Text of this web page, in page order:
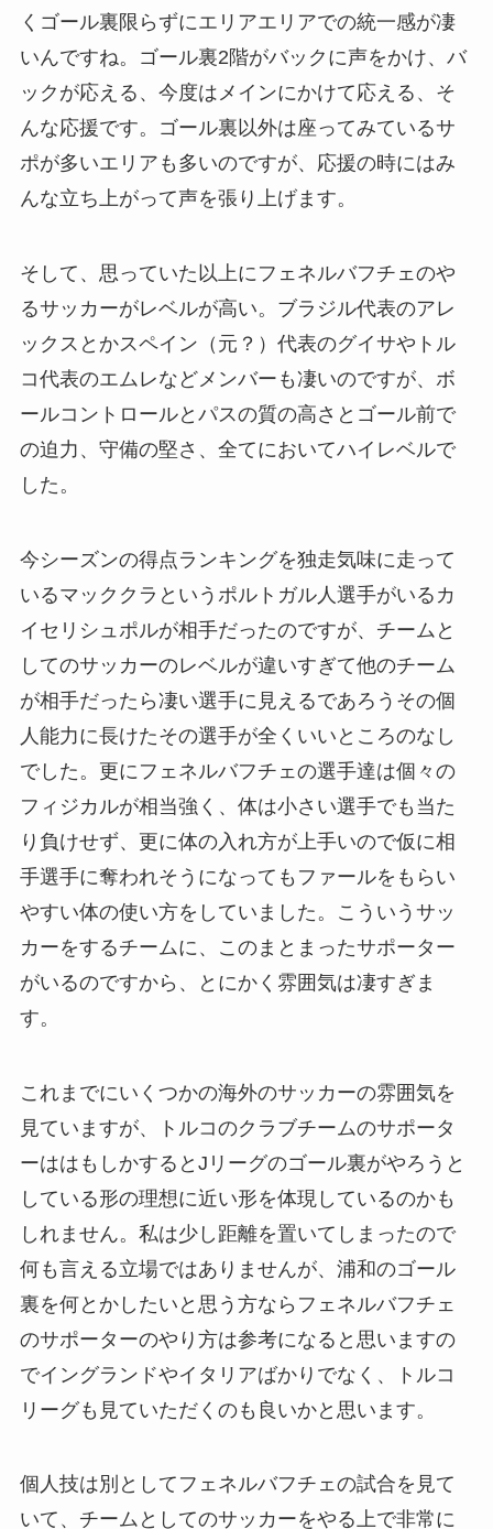
くゴール裏限らずにエリアエリアでの統一感が凄
いんですね。ゴール裏2階がバックに声をかけ、バ
ックが応える、今度はメインにかけて応える、そ
んな応援です。ゴール裏以外は座ってみているサ
ポが多いエリアも多いのですが、応援の時にはみ
んな立ち上がって声を張り上げます。
そして、思っていた以上にフェネルバフチェのや
るサッカーがレベルが高い。ブラジル代表のアレ
ックスとかスペイン（元？）代表のグイサやトル
コ代表のエムレなどメンバーも凄いのですが、ボ
ールコントロールとパスの質の高さとゴール前で
の迫力、守備の堅さ、全てにおいてハイレベルで
した。
今シーズンの得点ランキングを独走気味に走って
いるマッククラというポルトガル人選手がいるカ
イセリシュポルが相手だったのですが、チームと
してのサッカーのレベルが違いすぎて他のチーム
が相手だったら凄い選手に見えるであろうその個
人能力に長けたその選手が全くいいところのなし
でした。更にフェネルバフチェの選手達は個々の
フィジカルが相当強く、体は小さい選手でも当た
り負けせず、更に体の入れ方が上手いので仮に相
手選手に奪われそうになってもファールをもらい
やすい体の使い方をしていました。こういうサッ
カーをするチームに、このまとまったサポーター
がいるのですから、とにかく雰囲気は凄すぎま
す。
これまでにいくつかの海外のサッカーの雰囲気を
見ていますが、トルコのクラブチームのサポータ
ーははもしかするとJリーグのゴール裏がやろうと
している形の理想に近い形を体現しているのかも
しれません。私は少し距離を置いてしまったので
何も言える立場ではありませんが、浦和のゴール
裏を何とかしたいと思う方ならフェネルバフチェ
のサポーターのやり方は参考になると思いますの
でイングランドやイタリアばかりでなく、トルコ
リーグも見ていただくのも良いかと思います。
個人技は別としてフェネルバフチェの試合を見て
いて、チームとしてのサッカーをやる上で非常に